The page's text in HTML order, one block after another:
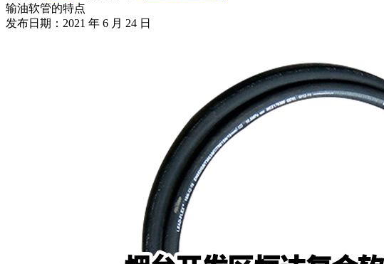
输油软管的特点
发布日期：2021 年 6 月 24 日